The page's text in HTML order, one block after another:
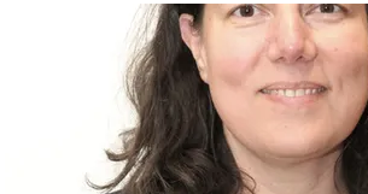
mint címzetes főiskolai docens., jelenleg
TANSZÉKI OLDAL PUBLIKÁCIÓK GOOGLE
ID ÖNÉLETRAJZ Go OrcID KÉPZÉSEK Jogi
VITAE RESEARCH PUBLICATIONS
DEPARTMENT PAGE Go